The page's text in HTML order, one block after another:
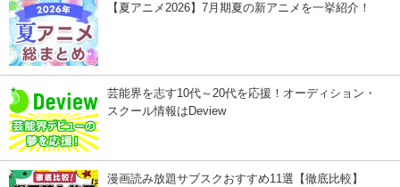
【夏アニメ2026】7月期夏の新アニメを一挙紹介！
芸能界を志す10代～20代を応援！オーディション・
スクール情報はDeview
漫画読み放題サブスクおすすめ11選【徹底比較】